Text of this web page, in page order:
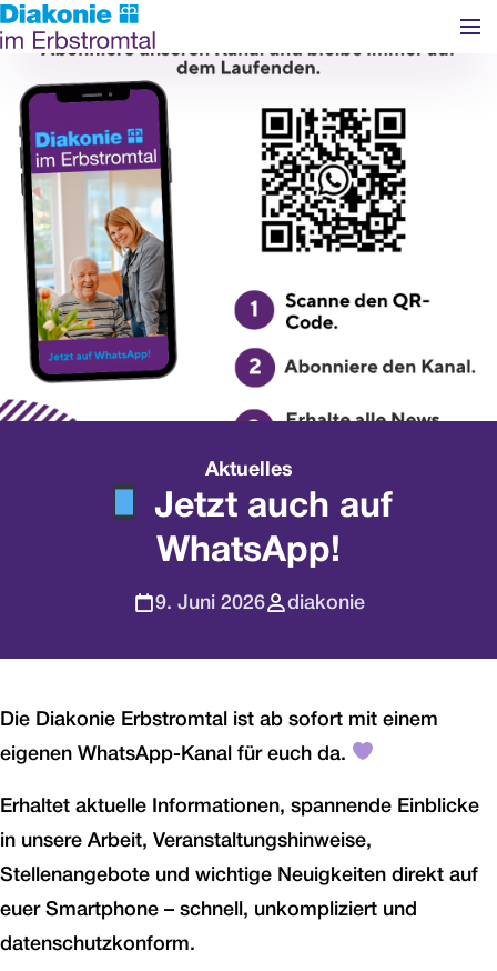
Navigation überspringen
Aktuelles
Jetzt auch auf
WhatsApp!
9. Juni 2026 diakonie
Die Diakonie Erbstromtal ist ab sofort mit einem
eigenen WhatsApp-Kanal für euch da.
Erhaltet aktuelle Informationen, spannende Einblicke
in unsere Arbeit, Veranstaltungshinweise,
Stellenangebote und wichtige Neuigkeiten direkt auf
euer Smartphone – schnell, unkompliziert und
datenschutzkonform.